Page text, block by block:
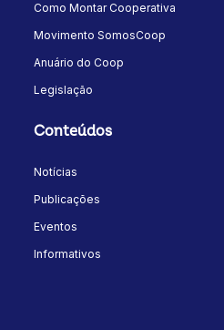
Como Montar Cooperativa
Movimento SomosCoop
Anuário do Coop
Legislação
Conteúdos
Notícias
Publicações
Eventos
Informativos